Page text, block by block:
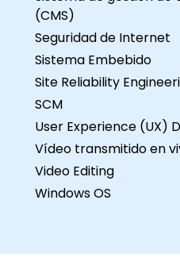
(CMS)
Seguridad de Internet
Sistema Embebido
Site Reliability
SCM
User Experience (UX)
Vídeo transmitido en
Video Editing
Windows OS